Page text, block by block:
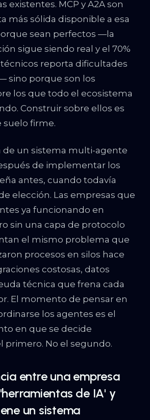
existentes. MCP y A2A son
más sólida disponible a esa
sean perfectos —la
sigue siendo real y el 70%
reporta dificultades
sino porque son los
los que todo el ecosistema
Construir sobre ellos es
suelo firme.
de un sistema multi-agente
de implementar los
antes, cuando todavía
elección. Las empresas que
ya funcionando en
sin una capa de protocolo
el mismo problema que
procesos en silos hace
costosas, datos
técnica que frena cada
El momento de pensar en
los agentes es el
en que se decide
primero. No el segundo.
entre una empresa
de IA' y
un sistema